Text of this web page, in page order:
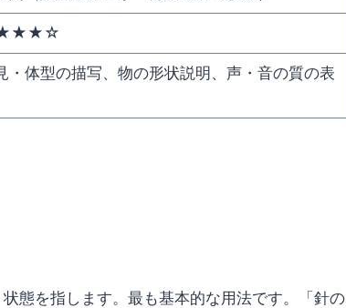
・体型の描写、物の形状説明、声・音の質の表
態を指します。最も基本的な用法です。「針の